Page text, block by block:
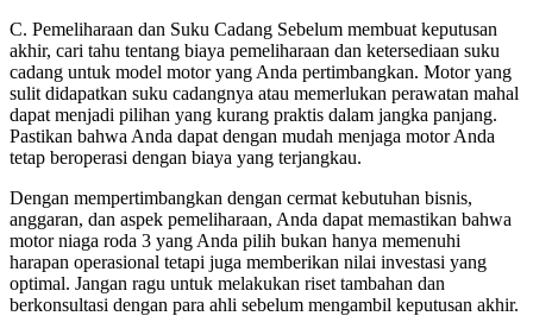
C. Pemeliharaan dan Suku Cadang Sebelum membuat keputusan
akhir, cari tahu tentang biaya pemeliharaan dan ketersediaan suku
cadang untuk model motor yang Anda pertimbangkan. Motor yang
sulit didapatkan suku cadangnya atau memerlukan perawatan mahal
dapat menjadi pilihan yang kurang praktis dalam jangka panjang.
Pastikan bahwa Anda dapat dengan mudah menjaga motor Anda
tetap beroperasi dengan biaya yang terjangkau.
Dengan mempertimbangkan dengan cermat kebutuhan bisnis,
anggaran, dan aspek pemeliharaan, Anda dapat memastikan bahwa
motor niaga roda 3 yang Anda pilih bukan hanya memenuhi
harapan operasional tetapi juga memberikan nilai investasi yang
optimal. Jangan ragu untuk melakukan riset tambahan dan
berkonsultasi dengan para ahli sebelum mengambil keputusan akhir.